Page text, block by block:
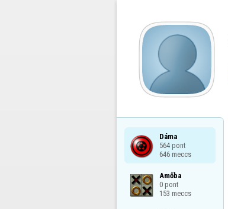
Dáma
564 pont
646 meccs
Amőba
0 pont
153 meccs